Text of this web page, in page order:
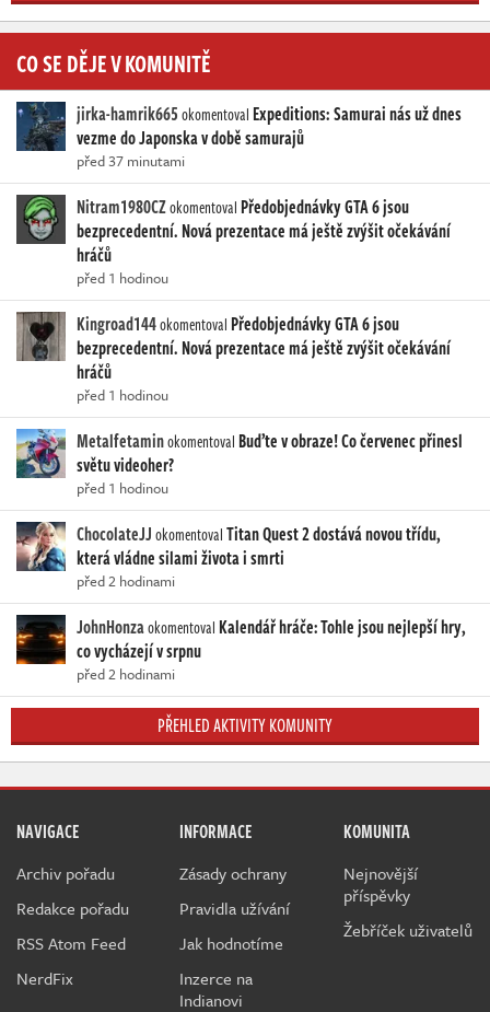
CO SE DĚJE V KOMUNITĚ
jirka-hamrik665okomentoval Expeditions: Samurai nás už dnes
vezme do Japonska v době samurajů
před 37 minutami
Nitram1980CZokomentoval Předobjednávky GTA 6 jsou
bezprecedentní. Nová prezentace má ještě zvýšit očekávání
hráčů
před 1 hodinou
Kingroad144okomentoval Předobjednávky GTA 6 jsou
bezprecedentní. Nová prezentace má ještě zvýšit očekávání
hráčů
před 1 hodinou
Metalfetaminokomentoval Buďte v obraze! Co červenec přinesl
světu videoher?
před 1 hodinou
ChocolateJJokomentovalTitan Quest 2 dostává novou třídu,
která vládne silami života i smrti
před 2 hodinami
JohnHonzaokomentoval Kalendář hráče: Tohle jsou nejlepší hry,
co vycházejí v srpnu
před 2 hodinami
PŘEHLED AKTIVITY KOMUNITY
NAVIGACE
Archiv pořadu
Redakce pořadu
RSS Atom Feed
NerdFix
INFORMACE
Zásady ochrany
Pravidla užívání
Jak hodnotíme
Inzerce na
Indianovi
KOMUNITA
Nejnovější
příspěvky
Žebříček uživatelů